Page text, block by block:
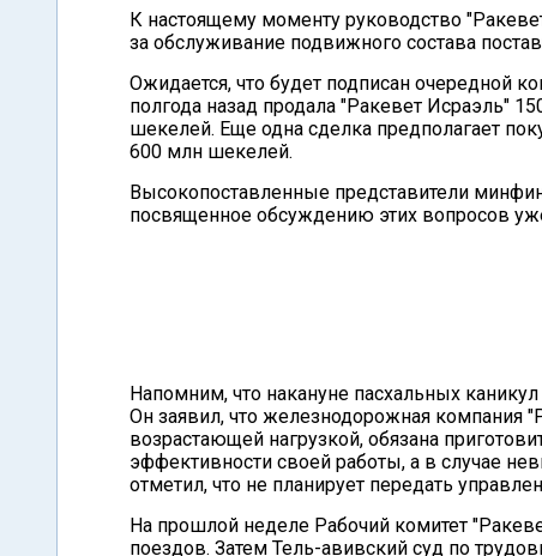
К настоящему моменту руководство
за обслуживание подвижного состава
Ожидается, что будет подписан очередной
полгода назад продала "Ракевет Исраэль"
шекелей. Еще одна сделка предполагает
600 млн шекелей.
Высокопоставленные представители
посвященное обсуждению этих вопросов
Напомним, что накануне пасхальных
Он заявил, что железнодорожная компания
возрастающей нагрузкой, обязана
эффективности своей работы, а в случае
отметил, что не планирует передать
На прошлой неделе Рабочий комитет
поездов. Затем Тель-авивский суд по